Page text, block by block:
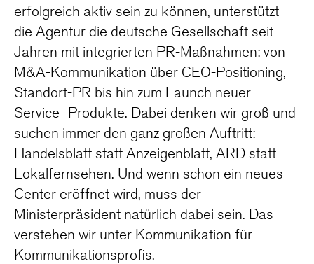
erfolgreich aktiv sein zu können, unterstützt
die Agentur die deutsche Gesellschaft seit
Jahren mit integrierten PR-Maßnahmen: von
M&A-Kommunikation über CEO-Positioning,
Standort-PR bis hin zum Launch neuer
Service- Produkte. Dabei denken wir groß und
suchen immer den ganz großen Auftritt:
Handelsblatt statt Anzeigenblatt, ARD statt
Lokalfernsehen. Und wenn schon ein neues
Center eröffnet wird, muss der
Ministerpräsident natürlich dabei sein. Das
verstehen wir unter Kommunikation für
Kommunikationsprofis.